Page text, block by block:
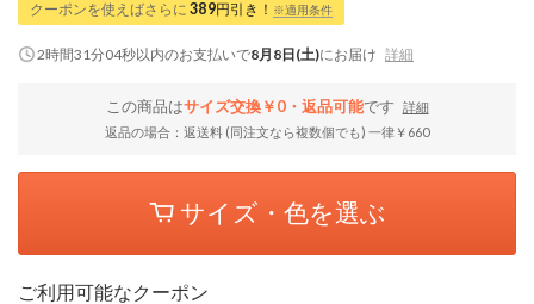
クーポンを使えばさらに 389円引き！ ※適用条件
2時間31分04秒以内のお支払いで8月8日(土)にお届け 詳細
この商品はサイズ交換￥0・返品可能です
詳細
返品の場合：返送料 (同注文なら複数個でも) 一律￥660
サイズ・色を選ぶ
ご利用可能なクーポン